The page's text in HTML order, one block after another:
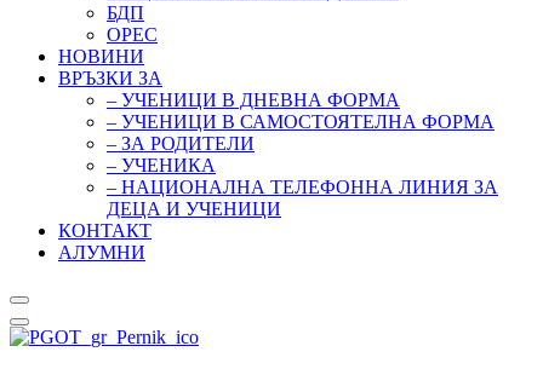
БДП
ОРЕС
НОВИНИ
ВРЪЗКИ ЗА
– УЧЕНИЦИ В ДНЕВНА ФОРМА
– УЧЕНИЦИ В САМОСТОЯТЕЛНА ФОРМА
– ЗА РОДИТЕЛИ
– УЧЕНИКА
– НАЦИОНАЛНА ТЕЛЕФОННА ЛИНИЯ ЗА
ДЕЦА И УЧЕНИЦИ
КОНТАКТ
АЛУМНИ